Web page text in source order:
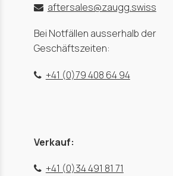
aftersales@zaugg.swiss
Bei Notfällen ausserhalb der
Geschäftszeiten:
+41 (0)79 408 64 94
Verkauf:
+41 (0)34 491 81 71